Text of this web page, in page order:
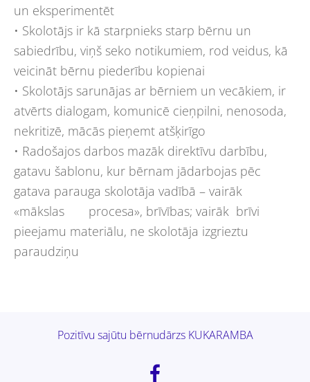
un eksperimentēt
• Skolotājs ir kā starpnieks starp bērnu un
sabiedrību, viņš seko notikumiem, rod veidus, kā
veicināt bērnu piederību kopienai
• Skolotājs sarunājas ar bērniem un vecākiem, ir
atvērts dialogam, komunicē cieņpilni, nenosoda,
nekritizē, mācās pieņemt atšķirīgo
• Radošajos darbos mazāk direktīvu darbību,
gatavu šablonu, kur bērnam jādarbojas pēc
gatava parauga skolotāja vadībā – vairāk
«mākslas procesa», brīvības; vairāk brīvi
pieejamu materiālu, ne skolotāja izgrieztu
paraudziņu
Pozitīvu sajūtu bērnudārzs KUKARAMBA